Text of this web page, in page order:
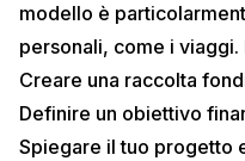
modello è
personali, come i viaggi.
Creare una raccolta
Definire un obiettivo
Spiegare il tuo progetto